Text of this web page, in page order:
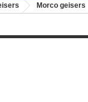
Morco geisers